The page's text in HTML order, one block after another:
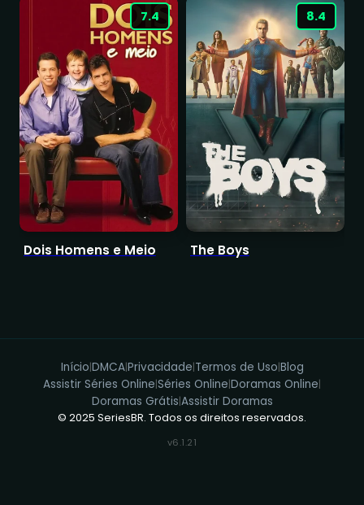
7.4
Dois Homens e Meio
8.4
The Boys
Início|DMCA|Privacidade|Termos de Uso|Blog
Assistir Séries Online|Séries Online|Doramas Online|
Doramas Grátis|Assistir Doramas
© 2025 SeriesBR. Todos os direitos reservados.
v6.1.21